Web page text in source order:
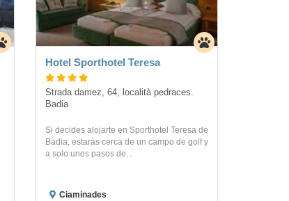
Hotel Sporthotel Teresa
Strada damez, 64, località pedraces.
Badia
Si decides alojarte en Sporthotel Teresa de
Badia, estarás cerca de un campo de golf y
a solo unos pasos de...
Ciaminades